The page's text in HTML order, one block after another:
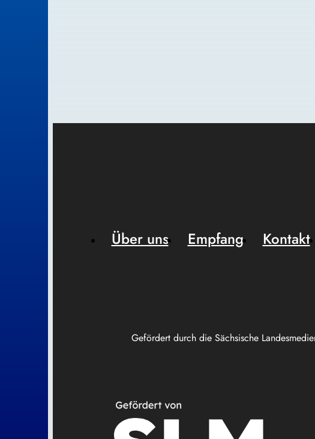
Gefördert durch die Sächsische
Über uns Empfang Kontakt